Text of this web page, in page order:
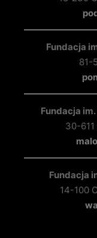
Fundacja
81-
Fundacja
30-
Fundacja
14-100